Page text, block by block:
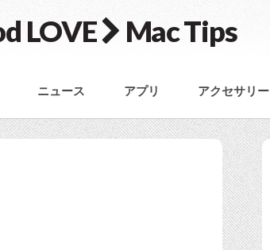
LOVE Mac Tips
ニュース アプリ アクセサリー